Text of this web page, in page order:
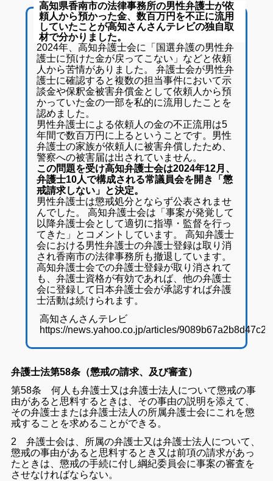
高知県香南市の法律事務所の男性弁護士が依
頼人から預かった金、数百万円を不正に流用
していたことが高知さんさんテレビの独自取
材で分かりました。
依頼人の金を不正に流用したのは香南市で法
律事務所を開いていた男性弁護士です。
2024年、高知弁護士会に「国選弁護の男性弁
護士に預けた金が戻ってこない」などと依頼
人から苦情がありました。 弁護士会が男性弁
護士に確認すると複数の担当事件において示
談金や保釈金被害弁償金として依頼人から預
かっていた金の一部を私的に流用したことを
認めました。
男性弁護士による依頼人の金の不正流用は5
年間で数百万円に上るということです。男性
弁護士の家族が依頼人に被害弁償したため、
警察への被害届は出されていません。
この問題を受け高知弁護士会は2024年12月、
弁護士10人で構成される常議員会を開き「懲
戒請求しない」と決定。
男性弁護士は懲戒処分とならず公表されませ
んでした。 高知弁護士会は「事案が発覚して
以降弁護士会として適切に指導・監督を行っ
てきた」とコメントしています。 高知弁護士
会における男性弁護士の弁護士登録は取り消
され香南市の法律事務所も撤退しています。
高知弁護士会での弁護士登録が取り消されて
も、弁護士資格が有効であれば、他の弁護士
会に登録して日本弁護士会が承認すれば弁護
士活動は続けられます。
高知さんさんテレビ
https://news.yahoo.co.jp/articles/
弁護士法第58条（懲戒の請求、及び審査）
第58条 何人も弁護士又は弁護士法人について懲戒の事
由があると思料するときは、その事由の説明を添えて、
その弁護士または弁護士法人の所属弁護士会にこれを懲
戒することを求めることができる。
2 弁護士会は、所属の弁護士又は弁護士法人について、
懲戒の事由があると思料するとき又は前項の請求があっ
たときは、懲戒の手続に付し綱紀委員会に事案の審査を
させなければならない。